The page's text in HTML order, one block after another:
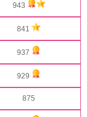
943
841
937
929
875